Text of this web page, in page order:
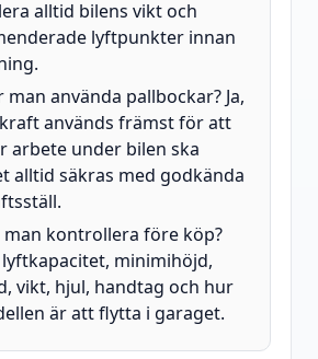
alltid bilens vikt och
lyftpunkter innan
man använda pallbockar? Ja,
används främst för att
arbete under bilen ska
alltid säkras med godkända
man kontrollera före köp?
minimihöjd,
vikt, hjul, handtag och hur
är att flytta i garaget.